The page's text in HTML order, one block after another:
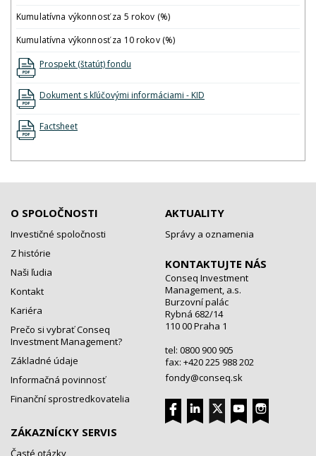
Kumulatívna výkonnosť za 5 rokov (%)
Kumulatívna výkonnosť za 10 rokov (%)
Prospekt (štatút) fondu
Dokument s kľúčovými informáciami - KID
Factsheet
O SPOLOČNOSTI
Investičné spoločnosti
Z histórie
Naši ľudia
Kontakt
Kariéra
Prečo si vybrať Conseq
Investment Management?
Základné údaje
Informačná povinnosť
Finanční sprostredkovatelia
ZÁKAZNÍCKY SERVIS
Časté otázky
AKTUALITY
Správy a oznamenia
KONTAKTUJTE NÁS
Conseq Investment
Management, a.s.
Burzovní palác
Rybná 682/14
110 00 Praha 1
tel: 0800 900 905
fax: +420 225 988 202
fondy@conseq.sk